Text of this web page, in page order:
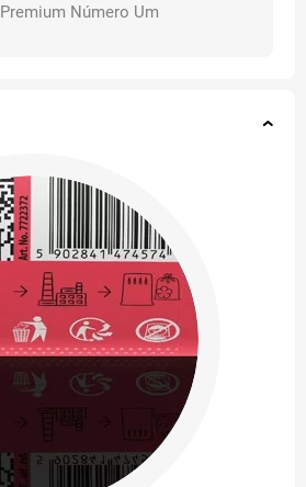
Premium Número Um